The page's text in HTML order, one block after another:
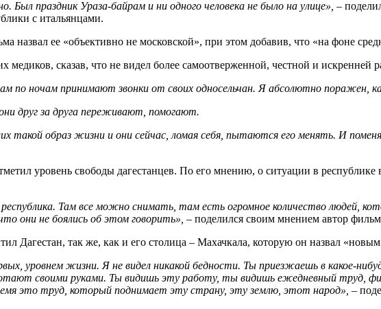
Был праздник Ураза-байрам и ни одного человека не было на улице», –
с итальянцами.
назвал ее «объективно не московской», при этом добавив, что «на фоне
медиков, сказав, что не видел более самоотверженной, честной и искренней
по ночам принимают звонки от своих односельчан. Я абсолютно поражен,
друг за друга переживают, помогают.
такой образ жизни и они сейчас, ломая себя, пытаются его менять. И
уровень свободы дагестанцев. По его мнению, о ситуации в республике
республика. Там все можно снимать, там есть огромное количество людей,
они не боялись об этом говорить», – поделился своим мнением автор
Дагестан, так же, как и его столица – Махачкала, которую он назвал
уровнем жизни. Я не видел никакой бедности. Ты приезжаешь в какое-
своими руками. Ты видишь эту работу, ты видишь ежедневный труд,
это труд, который поднимает эту страну, эту землю, этот народ», –